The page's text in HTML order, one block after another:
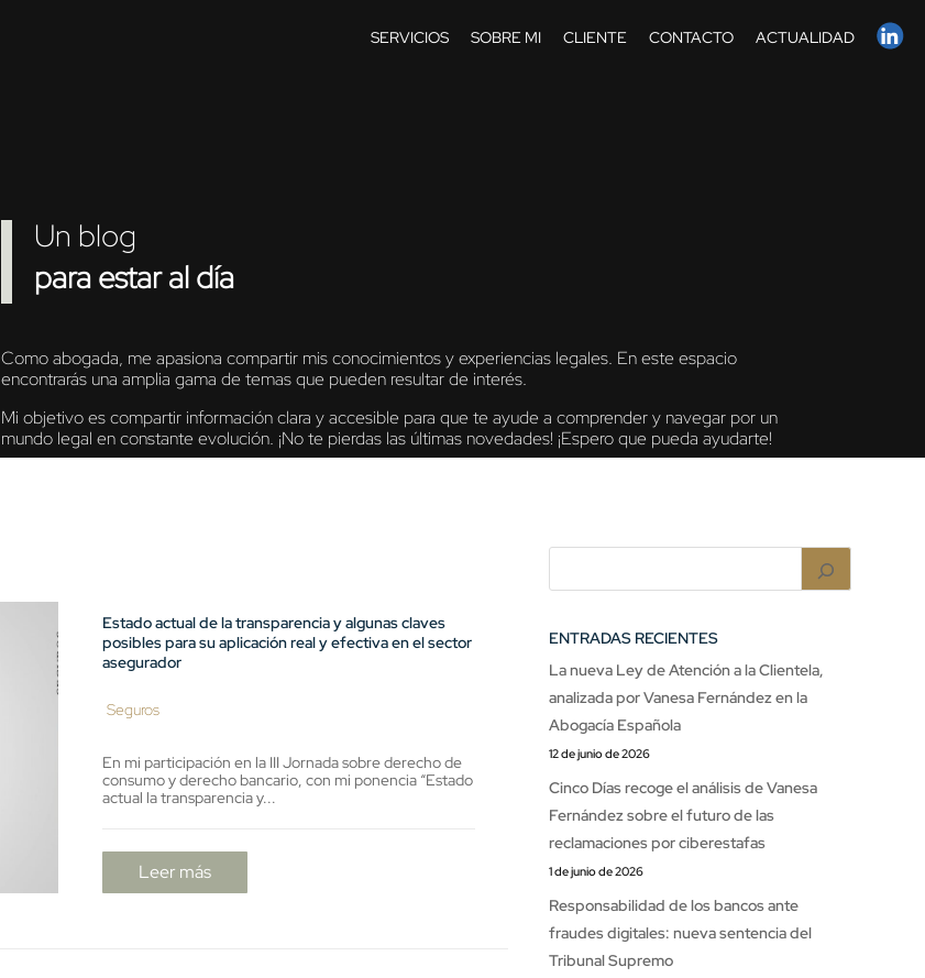
SERVICIOS SOBRE MI CLIENTE CONTACTO ACTUALIDAD
Un blog
para estar al día
Como abogada, me apasiona compartir mis conocimientos y experiencias legales. En este espacio
encontrarás una amplia gama de temas que pueden resultar de interés.
Mi objetivo es compartir información clara y accesible para que te ayude a comprender y navegar por un
mundo legal en constante evolución. ¡No te pierdas las últimas novedades! ¡Espero que pueda ayudarte!
Estado actual de la transparencia y algunas claves
posibles para su aplicación real y efectiva en el sector
asegurador
Seguros
En mi participación en la III Jornada sobre derecho de
consumo y derecho bancario, con mi ponencia “Estado
actual la transparencia y...
Leer más
ENTRADAS RECIENTES
La nueva Ley de Atención a la Clientela,
analizada por Vanesa Fernández en la
Abogacía Española
12 de junio de 2026
Cinco Días recoge el análisis de Vanesa
Fernández sobre el futuro de las
reclamaciones por ciberestafas
1 de junio de 2026
Responsabilidad de los bancos ante
fraudes digitales: nueva sentencia del
Tribunal Supremo